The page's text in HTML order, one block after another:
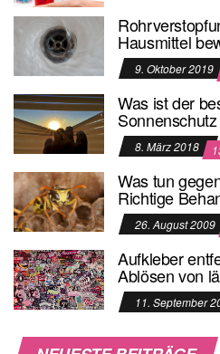
Hausmittel
9. Oktober 2019
Was ist der
8. März 2018
Was tun
Richtige
26. August 2009
Aufkleber
Ablösen von
11. September